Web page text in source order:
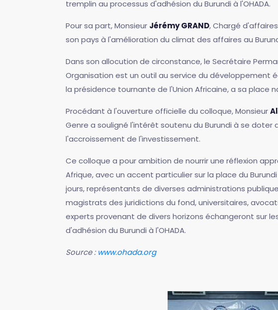
tremplin au processus d'adhésion du Burundi à l'OHADA.
Pour sa part, Monsieur Jérémy GRAND, Chargé
son pays à l'amélioration du climat des affaires au
Dans son allocution de circonstance, le Secrétaire
Organisation est un outil au service du développement
la présidence tournante de l'Union Africaine, a sa place
Procédant à l'ouverture officielle du colloque, Monsieur
Genre a souligné l'intérêt soutenu du Burundi à se
l'accroissement de l'investissement.
Ce colloque a pour ambition de nourrir une réflexion
Afrique, avec un accent particulier sur la place du
jours, représentants de diverses administrations
magistrats des juridictions du fond, universitaires,
experts provenant de divers horizons échangeront sur
d'adhésion du Burundi à l'OHADA.
Source :www.ohada.org